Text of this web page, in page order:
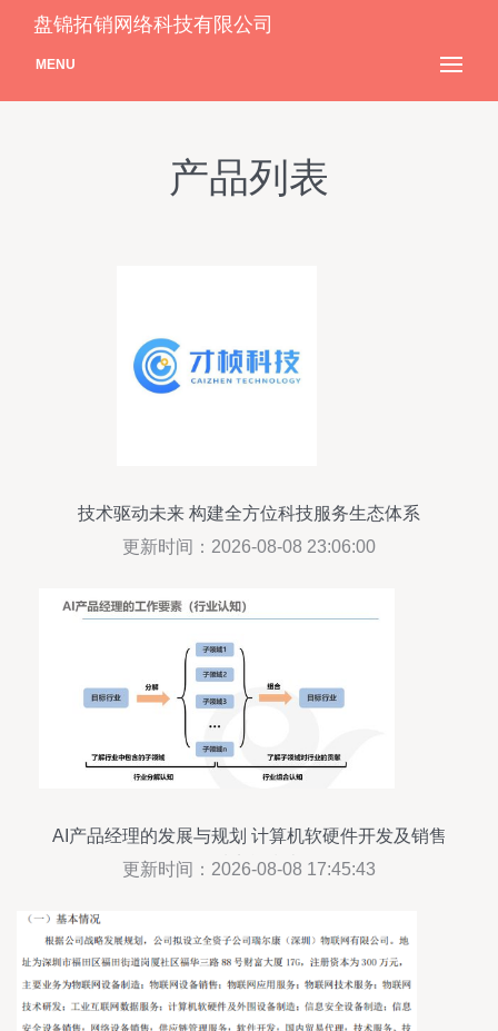
盘锦拓销网络科技有限公司
MENU
产品列表
技术驱动未来 构建全方位科技服务生态体系
更新时间：2026-08-08 23:06:00
AI产品经理的发展与规划 计算机软硬件开发及销售
领域实战指南
更新时间：2026-08-08 17:45:43